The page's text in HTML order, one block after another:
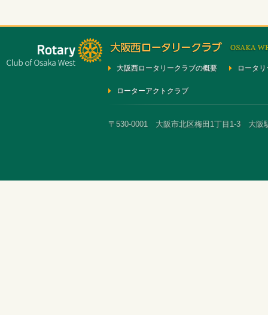
大阪西ロータリークラブの概要 ロータ
ローターアクトクラブ
〒530-0001 大阪市北区梅田1丁目1-3 大阪